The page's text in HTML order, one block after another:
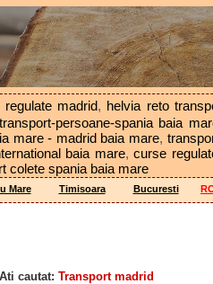
regulate madrid, helvia reto
transport-persoane-spania baia
mare - madrid baia mare,
baia mare,curse
colete spania baia mare
Mare Timisoara Bucuresti
Ati cautat: Transport madrid